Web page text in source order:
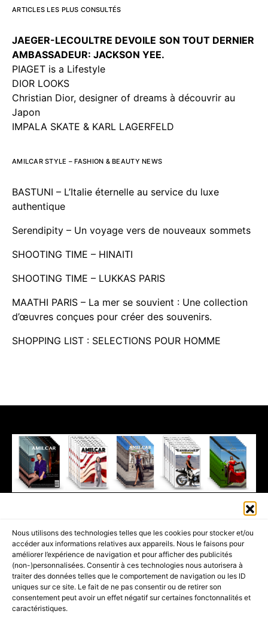
Nous utilisons des technologies telles que les cookies pour stocker et/ou
accéder aux informations relatives aux appareils. Nous le faisons pour
améliorer l’expérience de navigation et pour afficher des publicités
(non-)personnalisées. Consentir à ces technologies nous autorisera à
traiter des données telles que le comportement de navigation ou les ID
uniques sur ce site. Le fait de ne pas consentir ou de retirer son
consentement peut avoir un effet négatif sur certaines fonctonnalités et
caractéristiques.
ARTICLES LES PLUS CONSULTÉS
JAEGER-LECOULTRE DEVOILE SON TOUT DERNIER
AMBASSADEUR: JACKSON YEE.
PIAGET is a Lifestyle
DIOR LOOKS
Christian Dior, designer of dreams à découvrir au
Japon
IMPALA SKATE & KARL LAGERFELD
AMILCAR STYLE – FASHION & BEAUTY NEWS
BASTUNI – L’Italie éternelle au service du luxe
authentique
Serendipity – Un voyage vers de nouveaux sommets
SHOOTING TIME – HINAITI
SHOOTING TIME – LUKKAS PARIS
MAATHI PARIS – La mer se souvient : Une collection
d’œuvres conçues pour créer des souvenirs.
SHOPPING LIST : SELECTIONS POUR HOMME
PART OF THEAMILCAR MAGAZINE GROUP.EDITOR - ADVERTISING
AGENCE MEDIANE.
ACCUEIL BEST OF LUXE
35 MAGAZINES
SHOPPING & CONCIERGERIE
Voyages Contact